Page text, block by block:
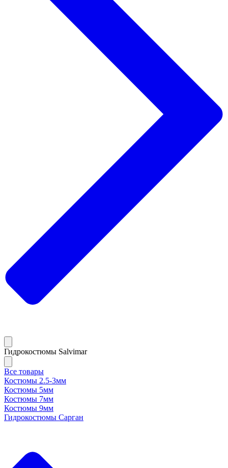
Гидрокостюмы Salvimar
Все товары
Костюмы 2.5-3мм
Костюмы 5мм
Костюмы 7мм
Костюмы 9мм
Гидрокостюмы Сарган